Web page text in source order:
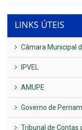
LINKS ÚTEIS
Câmara Municipal
IPVEL
AMUPE
Governo de
Tribunal de Contas